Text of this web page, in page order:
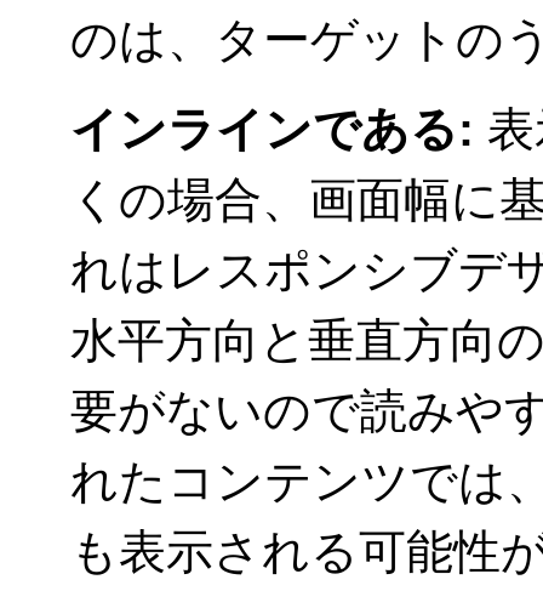
のは、ターゲットの
インラインである:
くの場合、画面幅に
れはレスポンシブデ
水平方向と垂直方向
要がないので読みや
れたコンテンツでは
も表示される可能性